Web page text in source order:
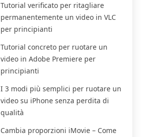
Tutorial verificato per ritagliare
permanentemente un video in VLC
per principianti
Tutorial concreto per ruotare un
video in Adobe Premiere per
principianti
I 3 modi più semplici per ruotare un
video su iPhone senza perdita di
qualità
Cambia proporzioni iMovie – Come